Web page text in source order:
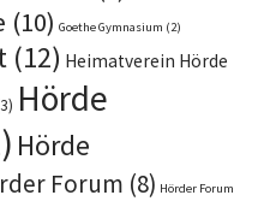
(10) Goethe Gymnasium (2)
(12) Heimatverein Hörde
Hörde
Hörde
Forum (8) Hörder Forum